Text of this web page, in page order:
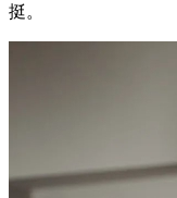
挺。